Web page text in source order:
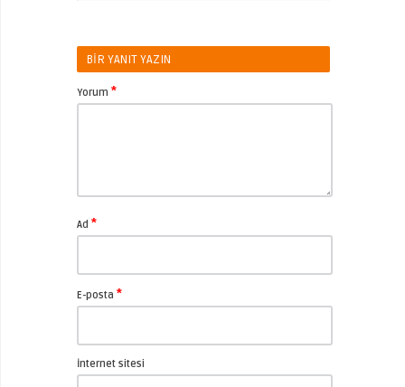
BIR YANIT YAZIN
Yorum *
Ad *
E-posta *
İnternet sitesi